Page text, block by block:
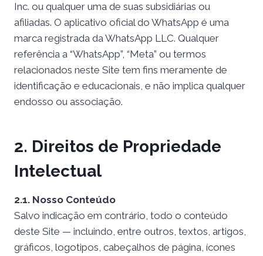
Inc. ou qualquer uma de suas subsidiárias ou
afiliadas. O aplicativo oficial do WhatsApp é uma
marca registrada da WhatsApp LLC. Qualquer
referência a “WhatsApp”, “Meta” ou termos
relacionados neste Site tem fins meramente de
identificação e educacionais, e não implica qualquer
endosso ou associação.
2. Direitos de Propriedade
Intelectual
2.1. Nosso Conteúdo
Salvo indicação em contrário, todo o conteúdo
deste Site — incluindo, entre outros, textos, artigos,
gráficos, logotipos, cabeçalhos de página, ícones